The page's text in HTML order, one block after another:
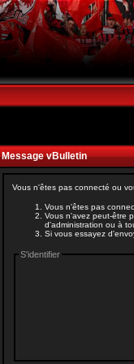
Message vBulletin
Vous n'êtes pas connecté ou
Vous n'êtes pas
Vous n'avez peut-être
d'administration ou à
Si vous essayez
S'identifier